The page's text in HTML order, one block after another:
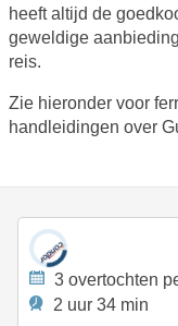
heeft altijd de
geweldige
reis.
Zie hieronder voor
handleidingen over
3 overtochten
2 uur 34 min